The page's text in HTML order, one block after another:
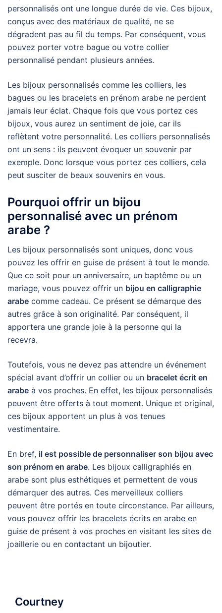
personnalisés ont une longue durée de vie. Ces bijoux,
conçus avec des matériaux de qualité, ne se
dégradent pas au fil du temps. Par conséquent, vous
pouvez porter votre bague ou votre collier
personnalisé pendant plusieurs années.
Les bijoux personnalisés comme les colliers, les
bagues ou les bracelets en prénom arabe ne perdent
jamais leur éclat. Chaque fois que vous portez ces
bijoux, vous aurez un sentiment de joie, car ils
reflètent votre personnalité. Les colliers personnalisés
ont un sens : ils peuvent évoquer un souvenir par
exemple. Donc lorsque vous portez ces colliers, cela
peut susciter de beaux souvenirs en vous.
Pourquoi offrir un bijou
personnalisé avec un prénom
arabe ?
Les bijoux personnalisés sont uniques, donc vous
pouvez les offrir en guise de présent à tout le monde.
Que ce soit pour un anniversaire, un baptême ou un
mariage, vous pouvez offrir un bijou en calligraphie
arabe comme cadeau. Ce présent se démarque des
autres grâce à son originalité. Par conséquent, il
apportera une grande joie à la personne qui la
recevra.
Toutefois, vous ne devez pas attendre un événement
spécial avant d’offrir un collier ou un bracelet écrit en
arabe à vos proches. En effet, les bijoux personnalisés
peuvent être offerts à tout moment. Unique et original,
ces bijoux apportent un plus à vos tenues
vestimentaire.
En bref, il est possible de personnaliser son bijou avec
son prénom en arabe. Les bijoux calligraphiés en
arabe sont plus esthétiques et permettent de vous
démarquer des autres. Ces merveilleux colliers
peuvent être portés en toute circonstance. Par ailleurs,
vous pouvez offrir les bracelets écrits en arabe en
guise de présent à vos proches en visitant les sites de
joaillerie ou en contactant un bijoutier.
Courtney